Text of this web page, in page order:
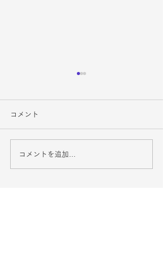
４月スケジュール
コメント
コメントを追加…